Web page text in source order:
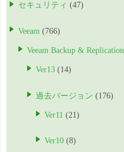
セキュリティ (47)
Veeam (766)
Veeam Backup & Replication
Ver13 (14)
過去バージョン (176)
Ver11 (21)
Ver10 (8)